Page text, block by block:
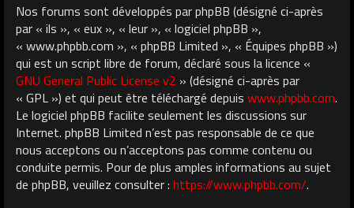
Nos forums sont développés par phpBB (désigné ci-après
par « ils », « eux », « leur », « logiciel phpBB »,
« www.phpbb.com », « phpBB Limited », « Équipes phpBB »)
qui est un script libre de forum, déclaré sous la licence «
GNU General Public License v2 » (désigné ci-après par
« GPL ») et qui peut être téléchargé depuis www.phpbb.com.
Le logiciel phpBB facilite seulement les discussions sur
Internet. phpBB Limited n’est pas responsable de ce que
nous acceptons ou n’acceptons pas comme contenu ou
conduite permis. Pour de plus amples informations au sujet
de phpBB, veuillez consulter : https://www.phpbb.com/.